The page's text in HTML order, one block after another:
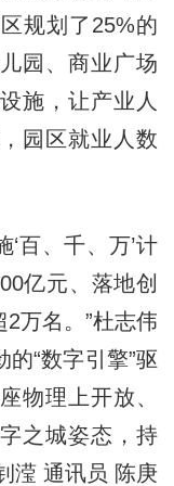
规划了25%的
园、商业广场
施，让产业人
园区就业人数
百、千、万’计
亿元、落地创
万名。”杜志伟
“数字引擎”驱
物理上开放、
之城姿态，持
滢 通讯员 陈庚